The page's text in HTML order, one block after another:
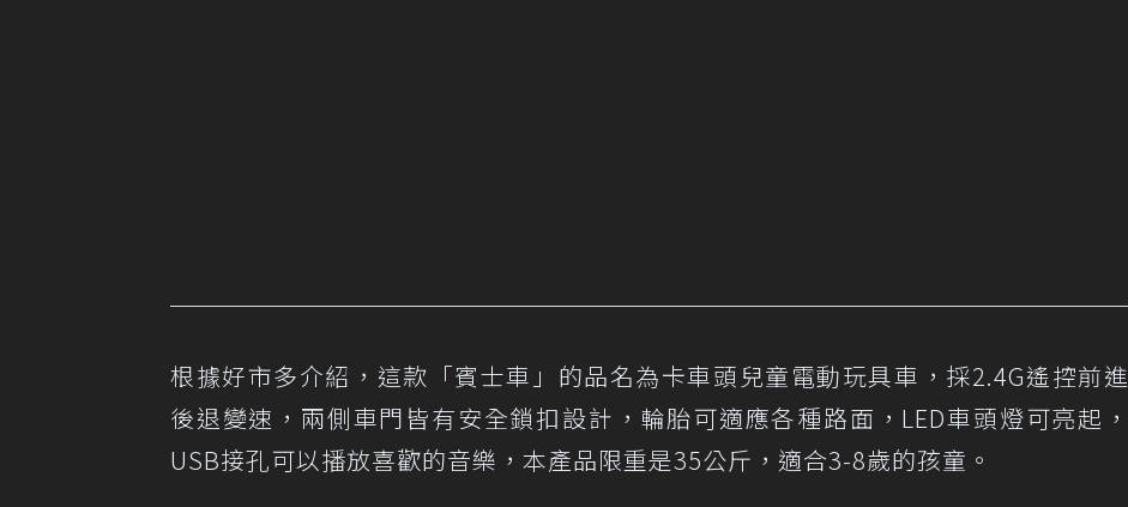
根據好市多介紹，這款「賓士車」的品名為卡車頭兒童電動玩具車，採2.4G遙控前進
後退變速，兩側車門皆有安全鎖扣設計，輪胎可適應各種路面，LED車頭燈可亮起，
USB接孔可以播放喜歡的音樂，本產品限重是35公斤，適合3-8歲的孩童。